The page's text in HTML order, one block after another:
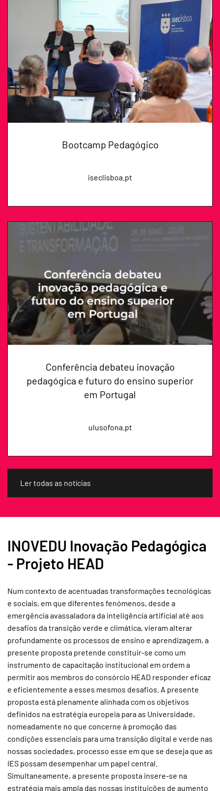
Bootcamp Pedagógico
iseclisboa.pt
Conferência debateu inovação
pedagógica e futuro do ensino superior
em Portugal
ulusofona.pt
Ler todas as notícias
INOVEDU Inovação Pedagógica
- Projeto HEAD
Num contexto de acentuadas transformações tecnológicas
e sociais, em que diferentes fenómenos, desde a
emergência avassaladora da inteligência artificial até aos
desafios da transição verde e climática, vieram alterar
profundamente os processos de ensino e aprendizagem, a
presente proposta pretende constituir-se como um
instrumento de capacitação institucional em ordem a
permitir aos membros do consórcio HEAD responder eficaz
e eficientemente a esses mesmos desafios. A presente
proposta está plenamente alinhada com os objetivos
definidos na estratégia europeia para as Universidade,
nomeadamente no que concerne à promoção das
condições essenciais para uma transição digital e verde nas
nossas sociedades, processo esse em que se deseja que as
IES possam desempenhar um papel central.
Simultaneamente, a presente proposta insere-se na
estratégia mais ampla das nossas instituições de aumento